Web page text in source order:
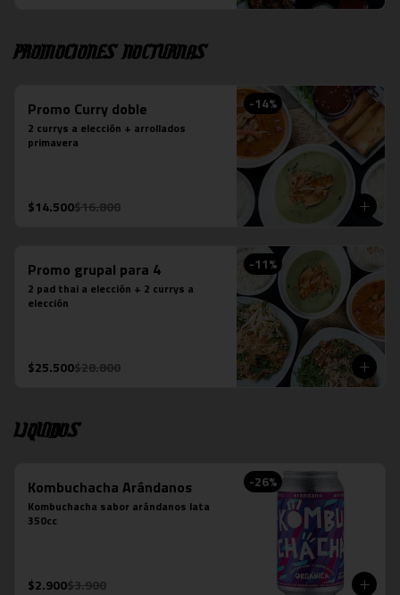
Promociones nocturnas
-14%
Promo Curry doble
2 currys a elección + arrollados
primavera
$14.500$16.800
-11%
Promo grupal para 4
2 pad thai a elección + 2 currys a
elección
$25.500$28.800
Liquidos
-26%
Kombuchacha Arándanos
Kombuchacha sabor arándanos lata
350cc
$2.900$3.900